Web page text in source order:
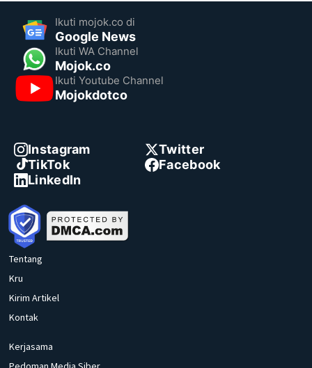
Ikuti mojok.co di
Google News
Ikuti WA Channel
Mojok.co
Ikuti Youtube Channel
Mojokdotco
Instagram
Twitter
TikTok
Facebook
LinkedIn
Tentang
Kru
Kirim Artikel
Kontak
Kerjasama